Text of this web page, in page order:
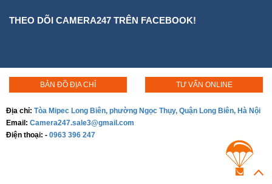
THEO DÕI CAMERA247 TRÊN FACEBOOK!
BẢN ĐỒ ĐỊA CHỈ TƯ VẤN ONLINE
Địa chỉ: Tòa Mipec Long Biên, phường Ngọc Thụy, Quận Long Biên, Hà Nội
Email: Camera247.sale3@gmail.com
Điện thoại: - 0963 396 247